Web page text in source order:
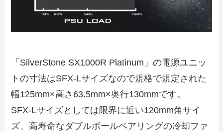
「SilverStone SX1000R Platinum」の電源ユニッ
トの寸法はSFX-Lサイズなので規格で規定された
幅125mm×高さ63.5mm×奥行130mmです。
SFX-Lサイズとしては限界に近い120mm角サイ
ズ、高寿命なダブルボールベアリングの冷却ファ